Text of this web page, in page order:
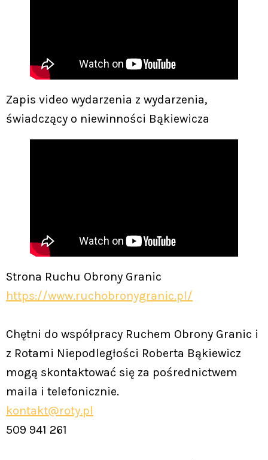
Zapis video wydarzenia z wydarzenia,
świadczący o niewinności Bąkiewicza
Strona Ruchu Obrony Granic
https://www.ruchobronygranic.pl/
Chętni do współpracy Ruchem Obrony Granic i
z Rotami Niepodległości Roberta Bąkiewicz
mogą skontaktować się za pośrednictwem
maila i telefonicznie.
kontakt@roty.pl
509 941 261